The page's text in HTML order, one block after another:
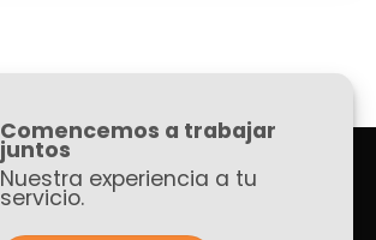
Comencemos a trabajar
juntos
Nuestra experiencia a tu
servicio.